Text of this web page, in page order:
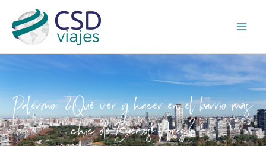
contenido
Palermo: ¿Qué ver y hacer en el barrio más
chic de Buenos Aires?